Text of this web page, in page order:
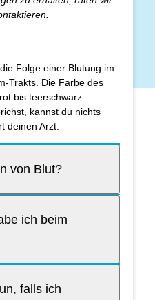
Folge einer Blutung im
Trakts. Die Farbe des
bis teerschwarz
kannst du nichts
deinen Arzt.
von Blut?
ich beim
falls ich